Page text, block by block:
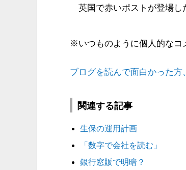
英国で赤いポストが登場し
※いつものように個人的なコ
ブログを読んで面白かった方
関連する記事
生保の運用計画
「数字で会社を読む」
銀行窓販で明暗？